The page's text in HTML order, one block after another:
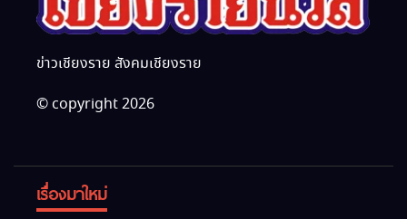
ข่าวเชียงราย สังคมเชียงราย
© copyright 2026
เรื่องมาใหม่